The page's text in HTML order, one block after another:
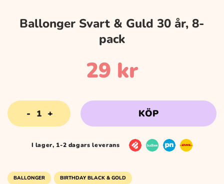
Ballonger Svart & Guld 30 år, 8-
pack
29 kr
Svart
Guld
8-
KÖP
I lager, 1-2 dagars leverans
BALLONGER BIRTHDAY BLACK & GOLD